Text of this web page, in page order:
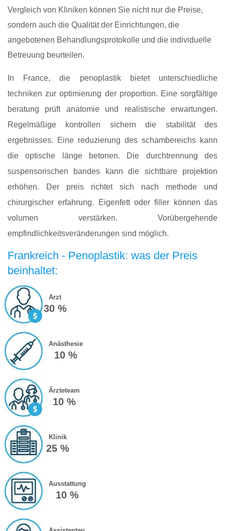
Vergleich von Kliniken können Sie nicht nur die Preise,
sondern auch die Qualität der Einrichtungen, die
angebotenen Behandlungsprotokolle und die individuelle
Betreuung beurteilen.
In France, die penoplastik bietet unterschiedliche
techniken zur optimierung der proportion. Eine sorgfältige
beratung prüft anatomie und realistische erwartungen.
Regelmäßige kontrollen sichern die stabilität des
ergebnisses. Eine reduzierung des schambereichs kann
die optische länge betonen. Die durchtrennung des
suspensorischen bandes kann die sichtbare projektion
erhöhen. Der preis richtet sich nach methode und
chirurgischer erfahrung. Eigenfett oder filler können das
volumen verstärken. Vorübergehende
empfindlichkeitsveränderungen sind möglich.
Frankreich - Penoplastik: was der Preis
beinhaltet:
Arzt
30 %
Anästhesie
10 %
Ärzteteam
10 %
Klinik
25 %
Ausstattung
10 %